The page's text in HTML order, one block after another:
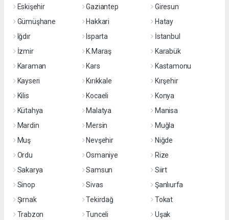
Eskişehir
Gaziantep
Giresun
Gümüşhane
Hakkari
Hatay
Iğdır
Isparta
İstanbul
İzmir
K.Maraş
Karabük
Karaman
Kars
Kastamonu
Kayseri
Kırıkkale
Kırşehir
Kilis
Kocaeli
Konya
Kütahya
Malatya
Manisa
Mardin
Mersin
Muğla
Muş
Nevşehir
Niğde
Ordu
Osmaniye
Rize
Sakarya
Samsun
Siirt
Sinop
Sivas
Şanlıurfa
Şırnak
Tekirdağ
Tokat
Trabzon
Tunceli Uşak